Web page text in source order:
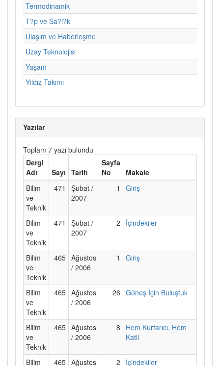
Termodinamik
T?p ve Sa?l?k
Ulaşım ve Haberleşme
Uzay Teknolojisi
Yaşam
Yıldız Takımı
Yazılar
Toplam 7 yazı bulundu
Dergi
Adı
Sayı Tarih
Sayfa
No
Makale
Bilim
ve
Teknik
471
Şubat /
2007
1 Giriş
Bilim
ve
Teknik
471
Şubat /
2007
2 İçindekiler
Bilim
ve
Teknik
465 Ağustos
/ 2006
1 Giriş
Bilim
ve
Teknik
465 Ağustos
/ 2006
26 Güneş İçin Buluştuk
Bilim
ve
Teknik
465 Ağustos
/ 2006
8
Hem Kurtarıcı, Hem
Katil
Bilim 465 Ağustos 2 İçindekiler